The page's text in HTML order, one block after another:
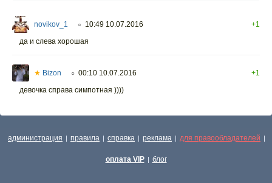
novikov_1 ○ 10:49 10.07.2016
+1
да и слева хорошая
★ Bizon ○ 00:10 10.07.2016
+1
девочка справа симпотная ))))
администрация | правила | справка | реклама | для правообладателей |
оплата VIP | блог